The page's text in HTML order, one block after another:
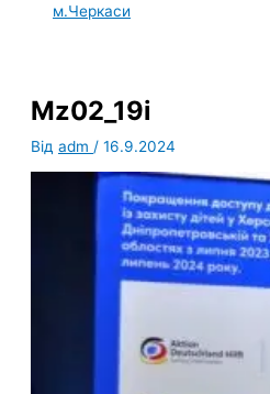
м.Черкаси
Mz02_19i
Від adm / 16.9.2024